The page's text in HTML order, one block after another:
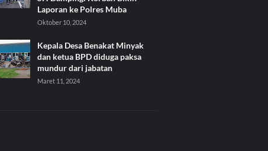
Laporan ke Polres Muba
Oktober 10, 2024
Kepala Desa Benakat Minyak
dan ketua BPD diduga paksa
mundur dari jabatan
Maret 11, 2024